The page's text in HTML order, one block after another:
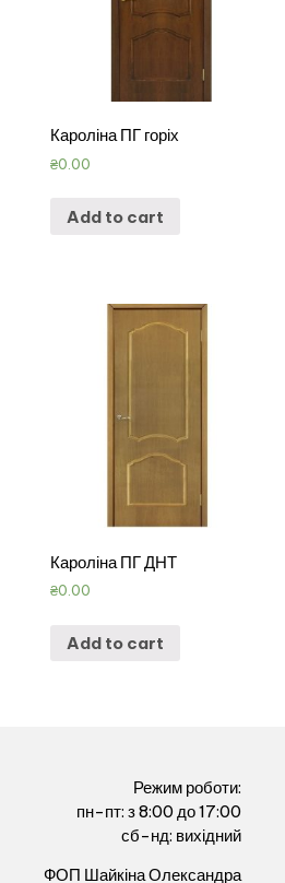
Кароліна ПГ горіх
₴0.00
Add to cart
Кароліна ПГ ДНТ
₴0.00
Add to cart
Режим роботи:
пн-пт: з 8:00 до 17:00
сб-нд: вихідний
ФОП Шайкіна Олександра